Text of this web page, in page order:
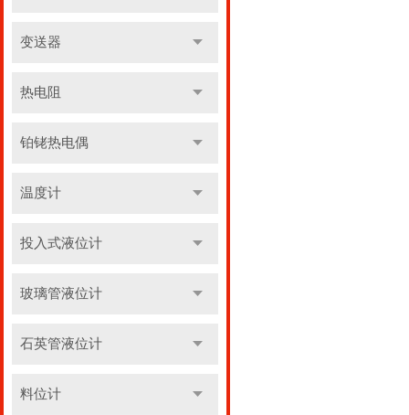
变送器
热电阻
铂铑热电偶
温度计
投入式液位计
玻璃管液位计
石英管液位计
料位计